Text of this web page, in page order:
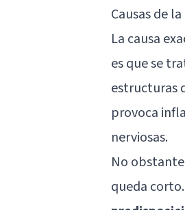
Causas de
La causa
es que se
estructuras
provoca
nerviosas.
No
queda